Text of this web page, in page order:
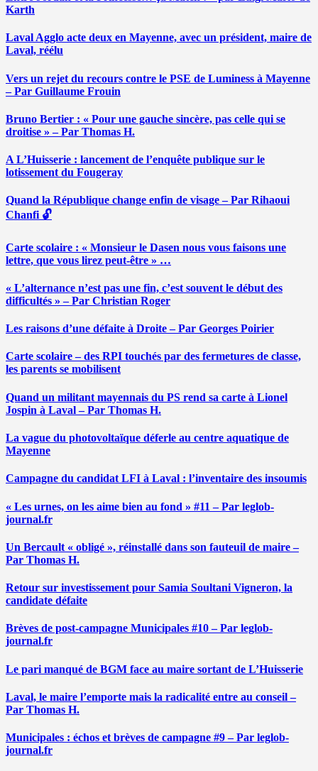
Karth
Laval Agglo acte deux en Mayenne, avec un président, maire de
Laval, réélu
Vers un rejet du recours contre le PSE de Luminess à Mayenne
– Par Guillaume Frouin
Bruno Bertier : « Pour une gauche sincère, pas celle qui se
droitise » – Par Thomas H.
A L’Huisserie : lancement de l’enquête publique sur le
lotissement du Fougeray
Quand la République change enfin de visage – Par Rihaoui
Chanfi 🔓
Carte scolaire : « Monsieur le Dasen nous vous faisons une
lettre, que vous lirez peut-être » …
« L’alternance n’est pas une fin, c’est souvent le début des
difficultés » – Par Christian Roger
Les raisons d’une défaite à Droite – Par Georges Poirier
Carte scolaire – des RPI touchés par des fermetures de classe,
les parents se mobilisent
Quand un militant mayennais du PS rend sa carte à Lionel
Jospin à Laval – Par Thomas H.
La vague du photovoltaïque déferle au centre aquatique de
Mayenne
Campagne du candidat LFI à Laval : l’inventaire des insoumis
« Les urnes, on les aime bien au fond » #11 – Par leglob-
journal.fr
Un Bercault « obligé », réinstallé dans son fauteuil de maire –
Par Thomas H.
Retour sur investissement pour Samia Soultani Vigneron, la
candidate défaite
Brèves de post-campagne Municipales #10 – Par leglob-
journal.fr
Le pari manqué de BGM face au maire sortant de L’Huisserie
Laval, le maire l’emporte mais la radicalité entre au conseil –
Par Thomas H.
Municipales : échos et brèves de campagne #9 – Par leglob-
journal.fr